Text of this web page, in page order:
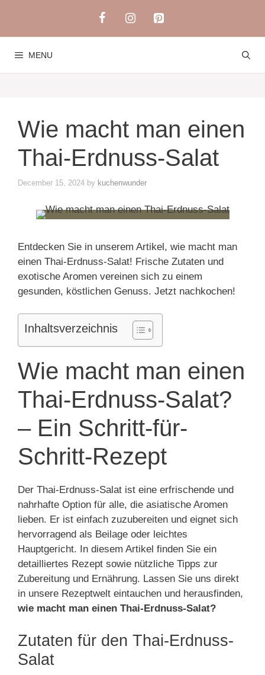
content
MENU
Wie macht man einen
Thai-Erdnuss-Salat
December 15, 2024 by kuchenwunder
Entdecken Sie in unserem Artikel, wie macht man
einen Thai-Erdnuss-Salat! Frische Zutaten und
exotische Aromen vereinen sich zu einem
gesunden, köstlichen Genuss. Jetzt nachkochen!
Inhaltsverzeichnis
Wie macht man einen
Thai-Erdnuss-Salat?
– Ein Schritt-für-
Schritt-Rezept
Der Thai-Erdnuss-Salat ist eine erfrischende und
nahrhafte Option für alle, die asiatische Aromen
lieben. Er ist einfach zuzubereiten und eignet sich
hervorragend als Beilage oder leichtes
Hauptgericht. In diesem Artikel finden Sie ein
detailliertes Rezept sowie nützliche Tipps zur
Zubereitung und Ernährung. Lassen Sie uns direkt
in unsere Rezeptwelt eintauchen und herausfinden,
wie macht man einen Thai-Erdnuss-Salat?
Zutaten für den Thai-Erdnuss-
Salat